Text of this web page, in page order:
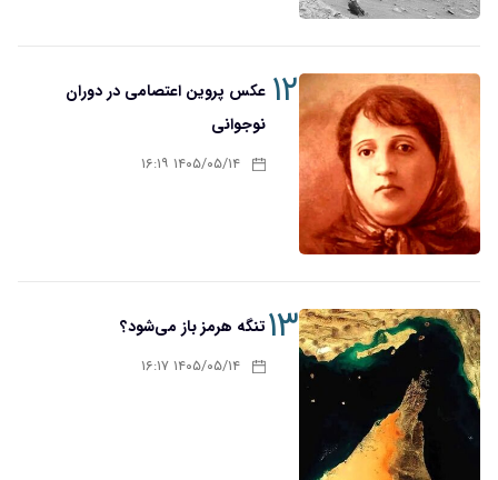
۱۲ عکس پروین اعتصامی در دوران
نوجوانی
۱۴۰۵/۰۵/۱۴ ۱۶:۱۹
۱۳تنگه هرمز باز می‌شود؟
۱۴۰۵/۰۵/۱۴ ۱۶:۱۷